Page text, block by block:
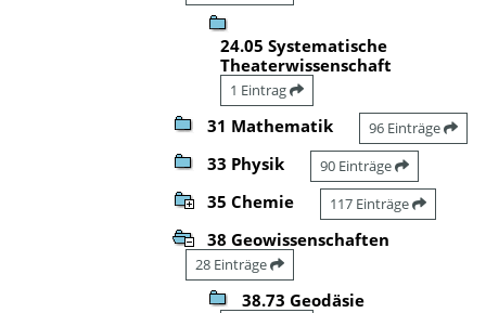
24.05 Systematische
Theaterwissenschaft
1 Eintrag
31 Mathematik 96 Einträge
33 Physik 90 Einträge
35 Chemie 117 Einträge
38 Geowissenschaften
28 Einträge
38.73 Geodäsie